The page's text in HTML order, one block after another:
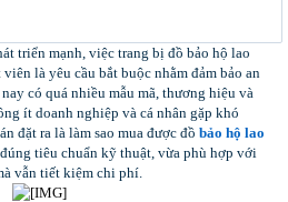
triển mạnh, việc trang bị đồ bảo hộ lao
là yêu cầu bắt buộc nhằm đảm bảo an
có quá nhiều mẫu mã, thương hiệu và
ít doanh nghiệp và cá nhân gặp khó
đặt ra là làm sao mua được đồ bảo hộ lao
tiêu chuẩn kỹ thuật, vừa phù hợp với
vẫn tiết kiệm chi phí.